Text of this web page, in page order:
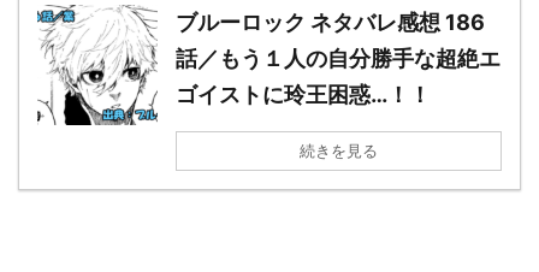
ブルーロック ネタバレ感想 186
話／もう１人の自分勝手な超絶エ
ゴイストに玲王困惑…！！
続きを見る